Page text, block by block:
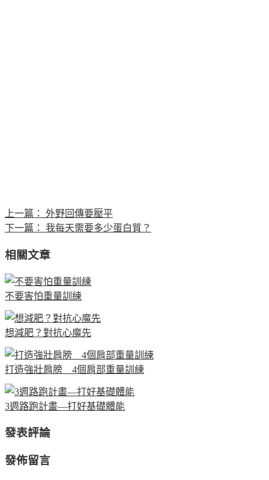
上一篇：
外野回傳要壓平
下一篇：
我每天需要多少蛋白質？
相關文章
不要害怕重量訓練
想減肥？對抗心魔先
打造強壯肩膀 4個肩部重量訓練
3週路跑計畫—打好基礎體能
發表評論
發佈留言